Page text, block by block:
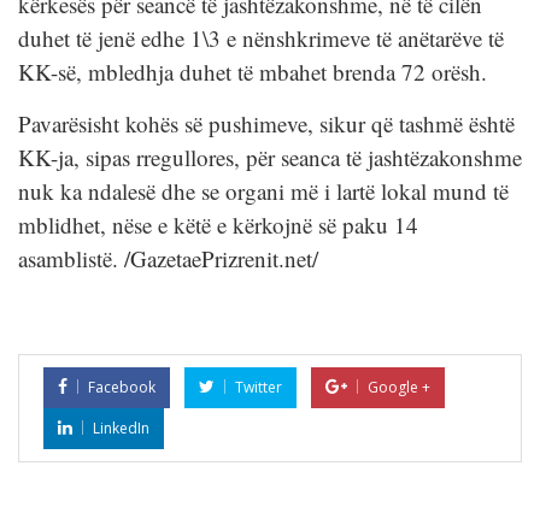
duhet të jenë edhe 1\3 e nënshkrimeve të anëtarëve të
KK-së, mbledhja duhet të mbahet brenda 72 orësh.
Pavarësisht kohës së pushimeve, sikur që tashmë është
KK-ja, sipas rregullores, për seanca të jashtëzakonshme
nuk ka ndalesë dhe se organi më i lartë lokal mund të
mblidhet, nëse e këtë e kërkojnë së paku 14
asamblistë. /GazetaePrizrenit.net/
Facebook Twitter
Google +
LinkedIn